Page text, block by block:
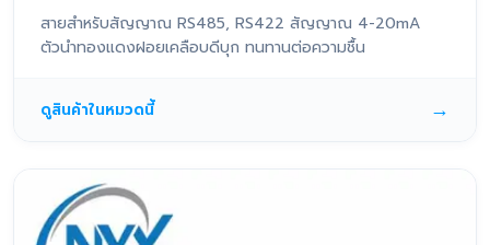
สายสำหรับสัญญาณ RS485, RS422 สัญญาณ 4-20mA
ตัวนำทองแดงฝอยเคลือบดีบุก ทนทานต่อความชื้น
ดูสินค้าในหมวดนี้ →